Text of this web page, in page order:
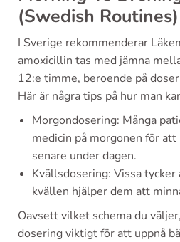
(Swedish Routines)
I Sverige rekommenderar
amoxicillin tas med jämna
12:e timme, beroende på
Här är några tips på hur man
Morgondosering: Många
medicin på morgonen för
senare under dagen.
Kvällsdosering: Vissa
kvällen hjälper dem att
Oavsett vilket schema du
dosering viktigt för att uppnå